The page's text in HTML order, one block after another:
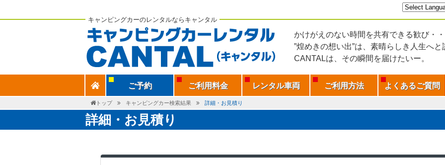
キャンピングカーのレンタルならキャンタル
かけがえのない時間を共有できる歓び・・
”煌めきの想い出”は、素晴らしき人生へと
CANTALは、その瞬間を届けたいー。
ご予約 ご利用料金 レンタル車両 ご利用方法 よくあるご質問
トップ キャンピングカー検索結果 詳細・お見積り
詳細・お見積り